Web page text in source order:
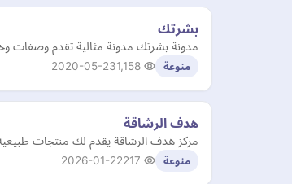
بشرتك
مدونة بشرتك مدونة مثالية تقدم وصفات
منوعة 2020-05-23
هدف الرشاقة
مركز هدف الرشاقة يقدم لك منتجات
منوعة 2026-01-22